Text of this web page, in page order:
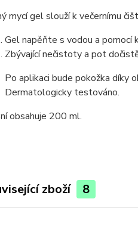
mycí gel slouží k večernímu
Gel napěňte s vodou a pomocí
Zbývající nečistoty a pot
Po aplikaci bude pokožka díky
Dermatologicky testováno.
obsahuje 200 ml.
zboží 8